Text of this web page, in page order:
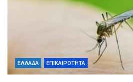
ΕΛΛΑΔΑ ΕΠΙΚΑΙΡΟΤΗΤΑ